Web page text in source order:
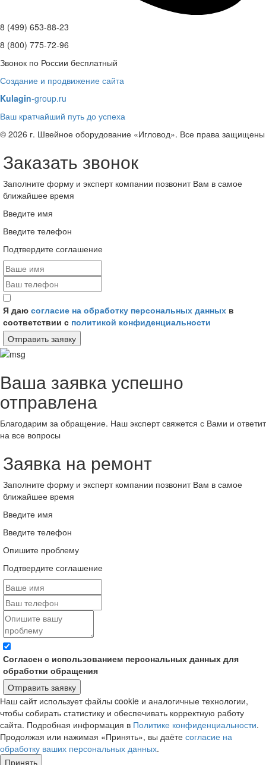
8 (499) 653-88-23
8 (800) 775-72-96
Звонок по России бесплатный
Создание и продвижение сайта
Kulagin-group.ru
Ваш кратчайший путь до успеха
© 2026 г. Швейное оборудование «Игловод». Все права защищены
Заказать звонок
Заполните форму и эксперт компании позвонит Вам в самое
ближайшее время
Введите имя
Введите телефон
Подтвердите соглашение
Я даю согласие на обработку персональных данных в
соответствии с политикой конфиденциальности
Отправить заявку
Ваша заявка успешно
отправлена
Благодарим за обращение. Наш эксперт свяжется с Вами и ответит
на все вопросы
Заявка на ремонт
Заполните форму и эксперт компании позвонит Вам в самое
ближайшее время
Введите имя
Введите телефон
Опишите проблему
Подтвердите соглашение
Согласен с использованием персональных данных для
обработки обращения
Отправить заявку
Наш сайт использует файлы cookie и аналогичные технологии,
чтобы собирать статистику и обеспечивать корректную работу
сайта. Подробная информация в Политике конфиденциальности.
Продолжая или нажимая «Принять», вы даёте согласие на
обработку ваших персональных данных.
Принять